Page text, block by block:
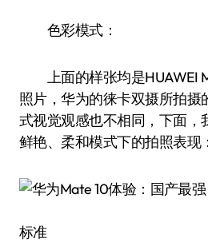
色彩模式：
上面的样张均是HUAWEI
照片，华为的徕卡双摄所拍摄
式视觉观感也不相同，下面，
鲜艳、柔和模式下的拍照表现：
标准